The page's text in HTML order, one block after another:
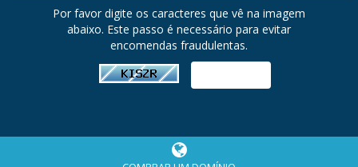
Por favor digite os caracteres que vê na imagem
abaixo. Este passo é necessário para evitar
encomendas fraudulentas.